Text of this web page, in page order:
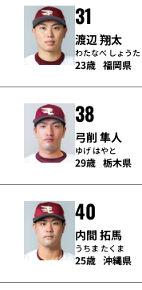
31
渡辺 翔太
わたなべ しょうた
23歳 福岡県
38
弓削 隼人
ゆげ はやと
29歳 栃木県
40
内間 拓馬
うちま たくま
25歳 沖縄県